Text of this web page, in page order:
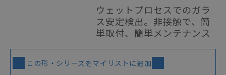
ウェットプロセスでのガラ
ス安定検出。非接触で、簡
単取付、簡単メンテナンス
この形・シリーズをマイリストに追加